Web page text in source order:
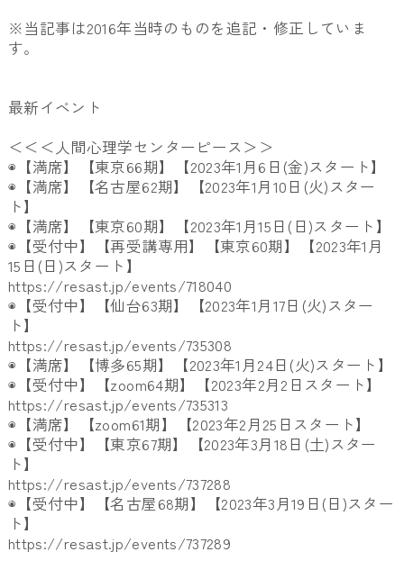
※当記事は2016年当時のものを追記・修正していま
す。
最新イベント
＜＜＜人間心理学センターピース＞＞
◉【満席】【東京66期】【2023年1月6日(金)スタート】
◉【満席】【名古屋62期】【2023年1月10日(火)スター
ト】
◉【満席】【東京60期】【2023年1月15日(日)スタート 】
◉【受付中】【再受講専用】【東京60期】【2023年1月
15日(日)スタート】
https://resast.jp/events/718040
◉【受付中】【仙台63期】【2023年1月17日(火)スター
ト】
https://resast.jp/events/735308
◉【満席】【博多65期】【2023年1月24日(火)スタート】
◉【受付中】【zoom64期】【2023年2月2日スタート】
https://resast.jp/events/735313
◉【満席】【zoom61期】【2023年2月25日スタート】
◉【受付中】【東京67期】【2023年3月18日(土)スター
ト】
https://resast.jp/events/737288
◉【受付中】【名古屋68期】【2023年3月19日(日)スター
ト】
https://resast.jp/events/737289